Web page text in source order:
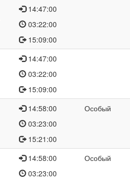
14:47:00
03:22:00
15:09:00
14:47:00
03:22:00
15:09:00
14:58:00
03:23:00
15:21:00
Особый
14:58:00
03:23:00
Особый